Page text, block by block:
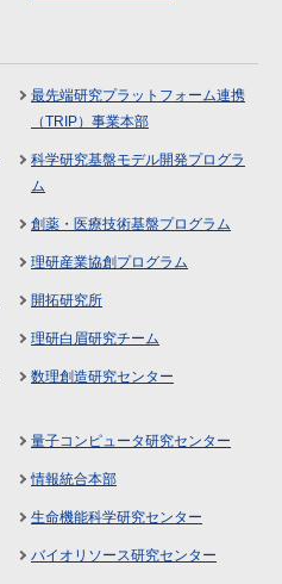
最先端研究プラットフォーム連携
（TRIP）事業本部
科学研究基盤モデル開発プログラ
ム
創薬・医療技術基盤プログラム
理研産業協創プログラム
開拓研究所
理研白眉研究チーム
数理創造研究センター
量子コンピュータ研究センター
情報統合本部
生命機能科学研究センター
バイオリソース研究センター